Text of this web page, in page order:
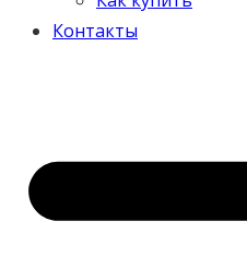
Контакты